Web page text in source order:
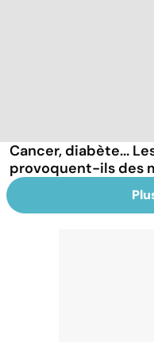
Cancer, diabète...
provoquent-ils des